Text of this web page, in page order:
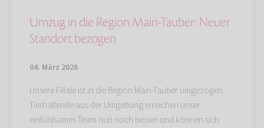
Umzug in die Region Main-Tauber: Neuer
Standort bezogen
04. März 2026
Unsere Filiale ist in die Region Main-Tauber umgezogen.
Tierhaltende aus der Umgebung erreichen unser
einfühlsames Team nun noch besser und können sich